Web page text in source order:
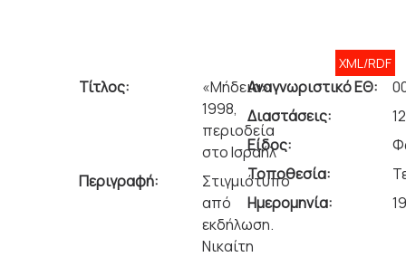
XML/RDF
Τίτλος:
«Μήδεια»
1998,
περιοδεία
στο Ισραήλ
Περιγραφή:
Στιγμιότυπο
από
εκδήλωση.
Νικαίτη
Αναγνωριστικό ΕΘ:
Διαστάσεις:
Είδος:
Τοποθεσία:
Ημερομηνία: